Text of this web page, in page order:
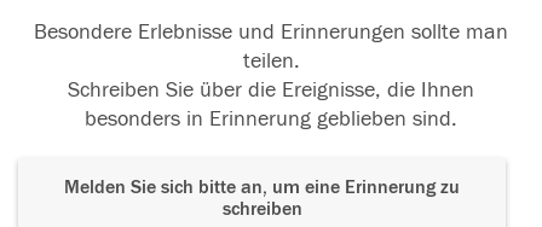
Besondere Erlebnisse und Erinnerungen sollte man
teilen.
Schreiben Sie über die Ereignisse, die Ihnen
besonders in Erinnerung geblieben sind.
Melden Sie sich bitte an, um eine Erinnerung zu
schreiben